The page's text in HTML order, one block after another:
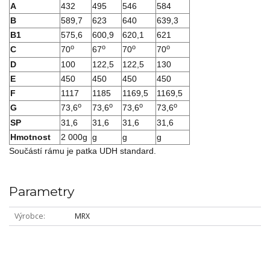
A
432 495 546
584
B
589,7 623 640
639,3
B1
575,6 600,9 620,1
621
C
70o 67o 70o 70o
D 100 122,5 122,5
130
E
450 450 450
450
F
1117 1185 1169,5
1169,5
G
73,6o 73,6o 73,6o 73,6o
SP 31,6 31,6 31,6
31,6
Hmotnost
2 000g g g
g
Součástí rámu je patka UDH standard.
Parametry
Výrobce MRX